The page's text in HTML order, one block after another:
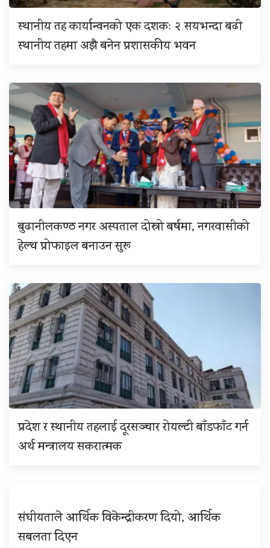
स्थानीय तह कार्यान्वनको एक दशकः २ सयभन्दा बढी
स्थानीय तहमा अझै बनेन प्रशासकीय भवन
बुढानीलकण्ठ नगर अस्पताल दोस्रो बर्षमा, नगरवासीको
हेल्थ प्रोफाइल बनाउन सुरू
प्रदेश र स्थानीय तहलाई दूरसञ्चार रोयल्टी बाँडफाँट गर्न
अर्थ मन्त्रालय सकरात्मक
संघीयताले आर्थिक विकेन्द्रीकरण दियो, आर्थिक
सबलता दिएन